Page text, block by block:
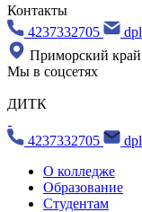
Контакты
4237332705
Приморский
Мы в соцсетях
ДИТК
4237332705
О колледже
Образование
Студентам